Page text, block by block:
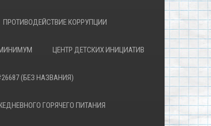
ПРОТИВОДЕЙСТВИЕ КОРРУПЦИИ
ЦЕНТР ДЕТСКИХ ИНИЦИАТИВ
(БЕЗ НАЗВАНИЯ)
ГОРЯЧЕГО ПИТАНИЯ